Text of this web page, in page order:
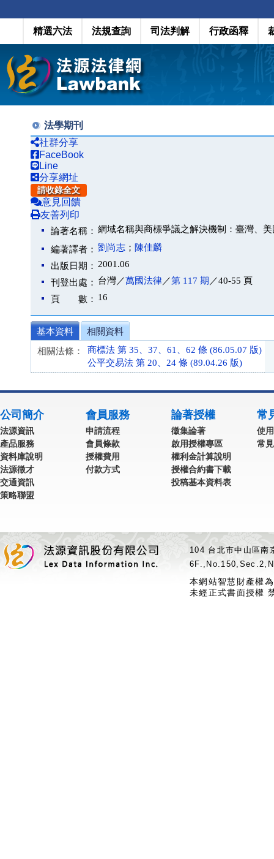
精選六法 法規查詢 司法判解 行政函釋
法學期刊
社群分享
FaceBook
Line
分享網址
請收錄全文
意見回饋
友善列印
論著名稱： 網域名稱與商標爭議之解決機制：臺灣、
編著譯者： 劉尚志 ； 陳佳麟
出版日期： 2001.06
刊登出處： 台灣／萬國法律／第 117 期 ／40-55 頁
頁 數： 16
基本資料
相關資料
相關法條：
商標法 第 35、37、61、62 條 (86.05.07 版)
公平交易法 第 20、24 條 (89.04.26 版)
公司簡介
法源資訊
產品服務
資料庫說明
法源徵才
交通資訊
策略聯盟
會員服務
申請流程
會員條款
授權費用
付款方式
論著授權
徵集論著
啟用授權專區
權利金計算說明
授權合約書下載
投稿基本資料表
常
使
常
104 台北市中山區
本網站智慧財產權
未經正式書面授權